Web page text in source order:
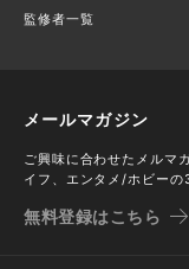
監修者一覧
メールマガジン
ご興味に合わせたメルマ
イフ、エンタメ/ホビーの
無料登録はこちら